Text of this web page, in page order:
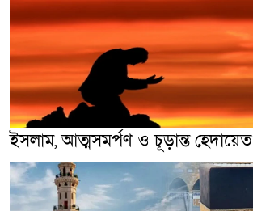
ইসলাম, আত্মসমর্পণ ও চূড়ান্ত হেদায়েত